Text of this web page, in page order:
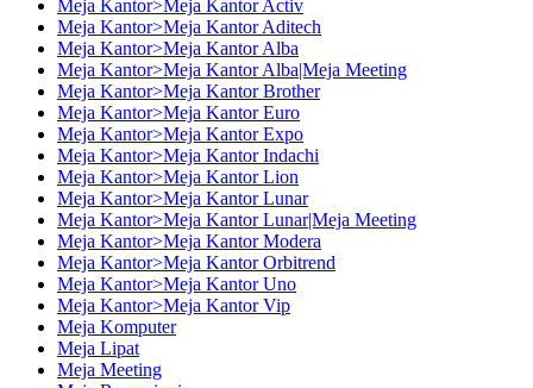
Meja Kantor>Meja Kantor Activ
Meja Kantor>Meja Kantor Aditech
Meja Kantor>Meja Kantor Alba
Meja Kantor>Meja Kantor Alba|Meja Meeting
Meja Kantor>Meja Kantor Brother
Meja Kantor>Meja Kantor Euro
Meja Kantor>Meja Kantor Expo
Meja Kantor>Meja Kantor Indachi
Meja Kantor>Meja Kantor Lion
Meja Kantor>Meja Kantor Lunar
Meja Kantor>Meja Kantor Lunar|Meja Meeting
Meja Kantor>Meja Kantor Modera
Meja Kantor>Meja Kantor Orbitrend
Meja Kantor>Meja Kantor Uno
Meja Kantor>Meja Kantor Vip
Meja Komputer
Meja Lipat
Meja Meeting